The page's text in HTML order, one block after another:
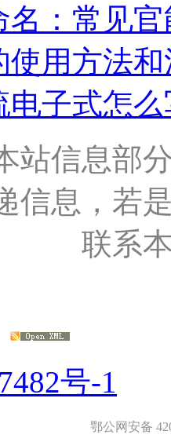
名：常见
使用方法
电子式怎
站信息部
信息，若
联系
号-1
鄂公网安备